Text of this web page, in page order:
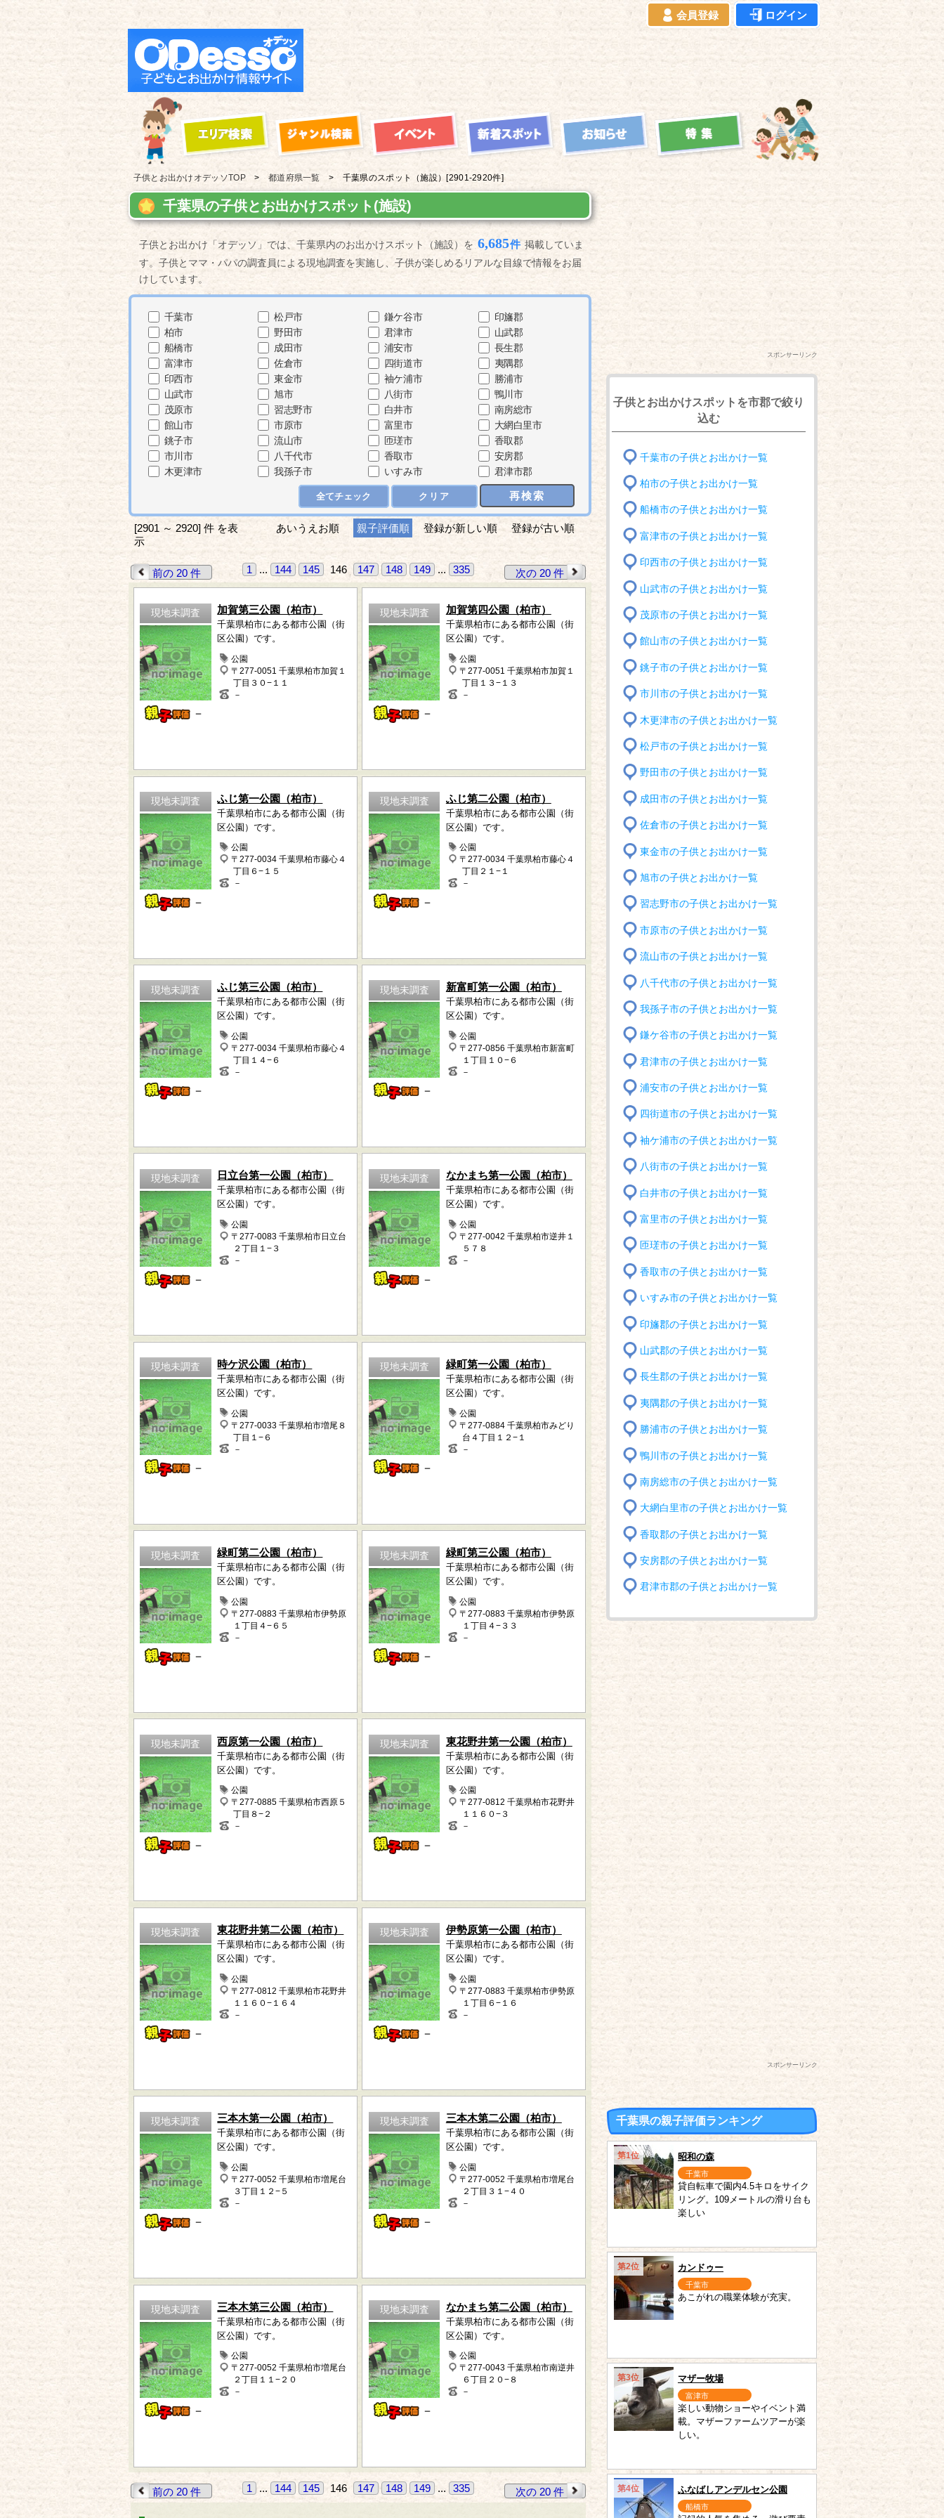
会員登録 ログイン
子供とお出かけ オデッソTOP 都道府県一覧 千葉県のスポット（施設） [2901-2920件]
千葉県の子供とお出かけスポット(施設)
子供とお出かけ「オデッソ」では、千葉県内のお出かけスポット（施設）を 6,685件 掲載していま
す。子供とママ・パパの調査員による現地調査を実施し、子供が楽しめるリアルな目線で情報をお届
けしています。
千葉市
柏市
船橋市
富津市
印西市
山武市
茂原市
館山市
銚子市
市川市
木更津市
松戸市
野田市
成田市
佐倉市
東金市
旭市
習志野市
市原市
流山市
八千代市
我孫子市
鎌ケ谷市
君津市
浦安市
四街道市
袖ケ浦市
八街市
白井市
富里市
匝瑳市
香取市
いすみ市
印旛郡
山武郡
長生郡
夷隅郡
勝浦市
鴨川市
南房総市
大網白里市
香取郡
安房郡
君津市郡
全てチェック クリア 再検索
[2901 ～ 2920] 件 を表
示
あいうえお順 親子評価順 登録が新しい順 登録が古い順
前の 20 件 1 ... 144 145 146 147 148 149 ... 335 次の 20 件
現地未調査
－
加賀第三公園（柏市）
千葉県柏市にある都市公園（街
区公園）です。
公園
〒277-0051 千葉県柏市加賀１
丁目３０−１１
－
現地未調査
－
加賀第四公園（柏市）
千葉県柏市にある都市公園（街
区公園）です。
公園
〒277-0051 千葉県柏市加賀１
丁目１３−１３
－
現地未調査
－
ふじ第一公園（柏市）
千葉県柏市にある都市公園（街
区公園）です。
公園
〒277-0034 千葉県柏市藤心４
丁目６−１５
－
現地未調査
－
ふじ第二公園（柏市）
千葉県柏市にある都市公園（街
区公園）です。
公園
〒277-0034 千葉県柏市藤心４
丁目２１−１
－
現地未調査
－
ふじ第三公園（柏市）
千葉県柏市にある都市公園（街
区公園）です。
公園
〒277-0034 千葉県柏市藤心４
丁目１４−６
－
現地未調査
－
新富町第一公園（柏市）
千葉県柏市にある都市公園（街
区公園）です。
公園
〒277-0856 千葉県柏市新富町
１丁目１０−６
－
現地未調査
－
日立台第一公園（柏市）
千葉県柏市にある都市公園（街
区公園）です。
公園
〒277-0083 千葉県柏市日立台
２丁目１−３
－
現地未調査
－
なかまち第一公園（柏市）
千葉県柏市にある都市公園（街
区公園）です。
公園
〒277-0042 千葉県柏市逆井１
５７８
－
現地未調査
－
時ケ沢公園（柏市）
千葉県柏市にある都市公園（街
区公園）です。
公園
〒277-0033 千葉県柏市増尾８
丁目１−６
－
現地未調査
－
緑町第一公園（柏市）
千葉県柏市にある都市公園（街
区公園）です。
公園
〒277-0884 千葉県柏市みどり
台４丁目１２−１
－
現地未調査
－
緑町第二公園（柏市）
千葉県柏市にある都市公園（街
区公園）です。
公園
〒277-0883 千葉県柏市伊勢原
１丁目４−６５
－
現地未調査
－
緑町第三公園（柏市）
千葉県柏市にある都市公園（街
区公園）です。
公園
〒277-0883 千葉県柏市伊勢原
１丁目４−３３
－
現地未調査
－
西原第一公園（柏市）
千葉県柏市にある都市公園（街
区公園）です。
公園
〒277-0885 千葉県柏市西原５
丁目８−２
－
現地未調査
－
東花野井第一公園（柏市）
千葉県柏市にある都市公園（街
区公園）です。
公園
〒277-0812 千葉県柏市花野井
１１６０−３
－
現地未調査
－
東花野井第二公園（柏市）
千葉県柏市にある都市公園（街
区公園）です。
公園
〒277-0812 千葉県柏市花野井
１１６０−１６４
－
現地未調査
－
伊勢原第一公園（柏市）
千葉県柏市にある都市公園（街
区公園）です。
公園
〒277-0883 千葉県柏市伊勢原
１丁目６−１６
－
現地未調査
－
三本木第一公園（柏市）
千葉県柏市にある都市公園（街
区公園）です。
公園
〒277-0052 千葉県柏市増尾台
３丁目１２−５
－
現地未調査
－
三本木第二公園（柏市）
千葉県柏市にある都市公園（街
区公園）です。
公園
〒277-0052 千葉県柏市増尾台
２丁目３１−４０
－
現地未調査
－
三本木第三公園（柏市）
千葉県柏市にある都市公園（街
区公園）です。
公園
〒277-0052 千葉県柏市増尾台
２丁目１１−２０
－
現地未調査
－
なかまち第二公園（柏市）
千葉県柏市にある都市公園（街
区公園）です。
公園
〒277-0043 千葉県柏市南逆井
６丁目２０−８
－
前の 20 件 1 ... 144 145 146 147 148 149 ... 335 次の 20 件
スポンサーリンク
子供とお出かけスポットを市郡で絞り
込む
千葉市の子供とお出かけ一覧
柏市の子供とお出かけ一覧
船橋市の子供とお出かけ一覧
富津市の子供とお出かけ一覧
印西市の子供とお出かけ一覧
山武市の子供とお出かけ一覧
茂原市の子供とお出かけ一覧
館山市の子供とお出かけ一覧
銚子市の子供とお出かけ一覧
市川市の子供とお出かけ一覧
木更津市の子供とお出かけ一覧
松戸市の子供とお出かけ一覧
野田市の子供とお出かけ一覧
成田市の子供とお出かけ一覧
佐倉市の子供とお出かけ一覧
東金市の子供とお出かけ一覧
旭市の子供とお出かけ一覧
習志野市の子供とお出かけ一覧
市原市の子供とお出かけ一覧
流山市の子供とお出かけ一覧
八千代市の子供とお出かけ一覧
我孫子市の子供とお出かけ一覧
鎌ケ谷市の子供とお出かけ一覧
君津市の子供とお出かけ一覧
浦安市の子供とお出かけ一覧
四街道市の子供とお出かけ一覧
袖ケ浦市の子供とお出かけ一覧
八街市の子供とお出かけ一覧
白井市の子供とお出かけ一覧
富里市の子供とお出かけ一覧
匝瑳市の子供とお出かけ一覧
香取市の子供とお出かけ一覧
いすみ市の子供とお出かけ一覧
印旛郡の子供とお出かけ一覧
山武郡の子供とお出かけ一覧
長生郡の子供とお出かけ一覧
夷隅郡の子供とお出かけ一覧
勝浦市の子供とお出かけ一覧
鴨川市の子供とお出かけ一覧
南房総市の子供とお出かけ一覧
大網白里市の子供とお出かけ一覧
香取郡の子供とお出かけ一覧
安房郡の子供とお出かけ一覧
君津市郡の子供とお出かけ一覧
スポンサーリンク
千葉県の親子評価ランキング
第1位 昭和の森
千葉市
貸自転車で園内4.5キロをサイク
リング。109メートルの滑り台も
楽しい
第2位 カンドゥー
千葉市
あこがれの職業体験が充実。
第3位 マザー牧場
富津市
楽しい動物ショーやイベント満
載。マザーファームツアーが楽
しい。
第4位 ふなばしアンデルセン公園
船橋市